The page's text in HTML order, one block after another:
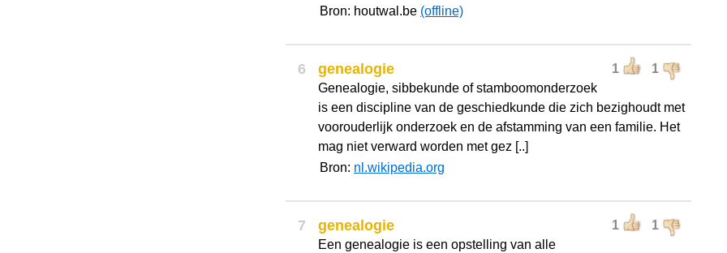
Bron: houtwal.be (offline)
6 1 1
genealogie
Genealogie, sibbekunde of stamboomonderzoek
is een discipline van de geschiedkunde die zich bezighoudt met
voorouderlijk onderzoek en de afstamming van een familie. Het
mag niet verward worden met gez [..]
Bron: nl.wikipedia.org
7 1 1
genealogie
Een genealogie is een opstelling van alle